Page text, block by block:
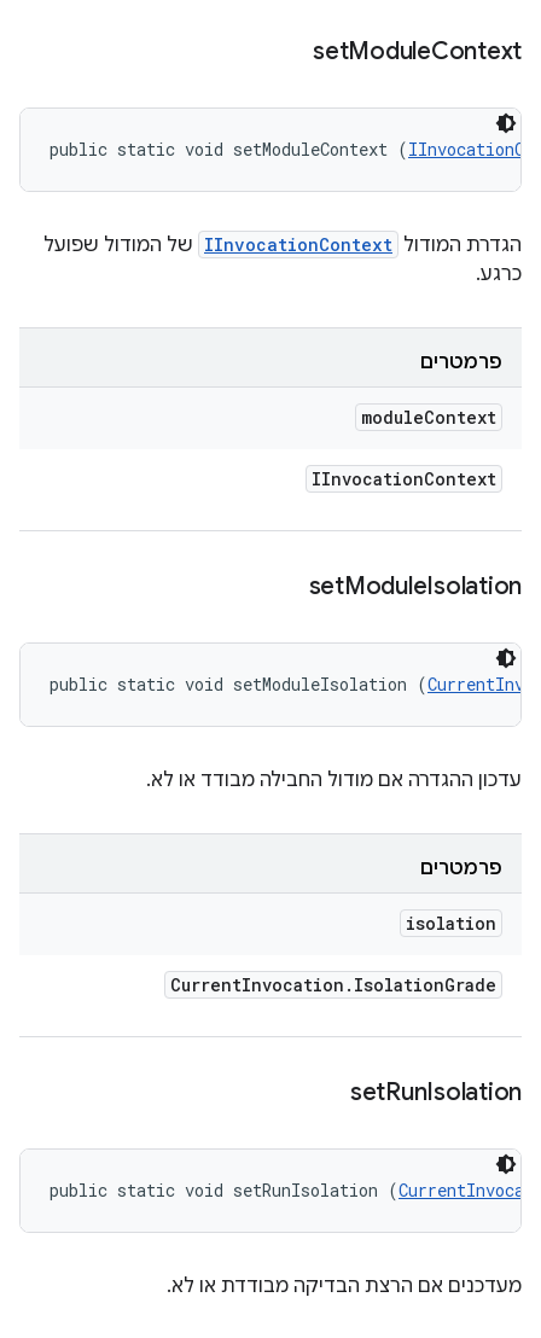
setModuleContext
public static void setModuleContext (
הגדרת המודול IInvocationContext של המודול שפועל
כרגע.
פרמטרים
moduleContext
IInvocationContext
setModuleIsolation
public static void setModuleIsolation (
עדכון ההגדרה אם מודול החבילה מבודד או לא.
פרמטרים
isolation
CurrentInvocation . IsolationGrade
setRunIsolation
public static void setRunIsolation (
מעדכנים אם הרצת הבדיקה מבודדת או לא.